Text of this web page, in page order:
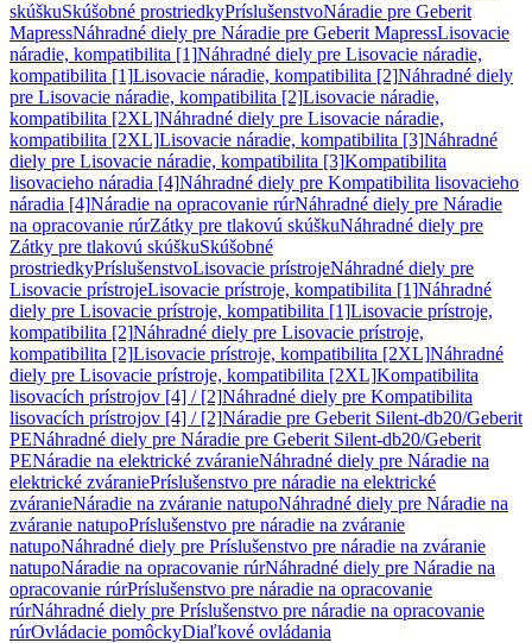
skúškuSkúšobné prostriedkyPríslušenstvoNáradie pre Geberit
MapressNáhradné diely pre Náradie pre Geberit MapressLisovacie
náradie, kompatibilita [1]Náhradné diely pre Lisovacie náradie,
kompatibilita [1]Lisovacie náradie, kompatibilita [2]Náhradné diely
pre Lisovacie náradie, kompatibilita [2]Lisovacie náradie,
kompatibilita [2XL]Náhradné diely pre Lisovacie náradie,
kompatibilita [2XL]Lisovacie náradie, kompatibilita [3]Náhradné
diely pre Lisovacie náradie, kompatibilita [3]Kompatibilita
lisovacieho náradia [4]Náhradné diely pre Kompatibilita lisovacieho
náradia [4]Náradie na opracovanie rúrNáhradné diely pre Náradie
na opracovanie rúrZátky pre tlakovú skúškuNáhradné diely pre
Zátky pre tlakovú skúškuSkúšobné
prostriedkyPríslušenstvoLisovacie prístrojeNáhradné diely pre
Lisovacie prístrojeLisovacie prístroje, kompatibilita [1]Náhradné
diely pre Lisovacie prístroje, kompatibilita [1]Lisovacie prístroje,
kompatibilita [2]Náhradné diely pre Lisovacie prístroje,
kompatibilita [2]Lisovacie prístroje, kompatibilita [2XL]Náhradné
diely pre Lisovacie prístroje, kompatibilita [2XL]Kompatibilita
lisovacích prístrojov [4] / [2]Náhradné diely pre Kompatibilita
lisovacích prístrojov [4] / [2]Náradie pre Geberit Silent-db20/Geberit
PENáhradné diely pre Náradie pre Geberit Silent-db20/Geberit
PENáradie na elektrické zváranieNáhradné diely pre Náradie na
elektrické zváraniePríslušenstvo pre náradie na elektrické
zváranieNáradie na zváranie natupoNáhradné diely pre Náradie na
zváranie natupoPríslušenstvo pre náradie na zváranie
natupoNáhradné diely pre Príslušenstvo pre náradie na zváranie
natupoNáradie na opracovanie rúrNáhradné diely pre Náradie na
opracovanie rúrPríslušenstvo pre náradie na opracovanie
rúrNáhradné diely pre Príslušenstvo pre náradie na opracovanie
rúrOvládacie pomôckyDiaľkové ovládania